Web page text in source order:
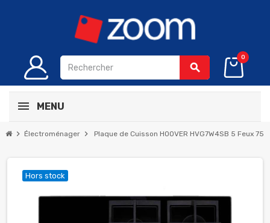
search
0
MENU
chevron_right Électroménager chevron_right Plaque de Cuisson HOOVER HVG7W4SB 5 Feux 75
Hors stock